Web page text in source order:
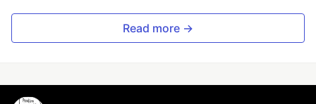
Read more →